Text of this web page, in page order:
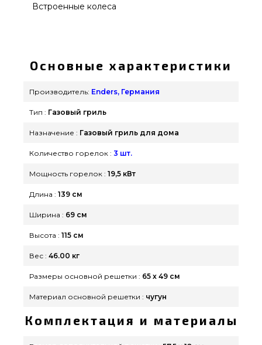
Встроенные колеса
бренда Enders, Германия по нормальной
стоимости всего 45 285 грн. в онлайн магазине
грилей и аксессуаров GrillPoint. Заманчивые
каталоге Гриль Поинт. Напишите прямо сейчас
нашим экспертам на любой номер (098) 333-26-
Основные характеристики
Производитель: Enders, Германия
Тип : Газовый гриль
Назначение : Газовый гриль для дома
Количество горелок : 3 шт.
Мощность горелок : 19,5 кВт
Длина : 139 см
Ширина : 69 см
Высота : 115 см
Вес : 46.00 кг
Размеры основной решетки : 65 х 49 см
Материал основной решетки : чугун
Комплектация и материалы